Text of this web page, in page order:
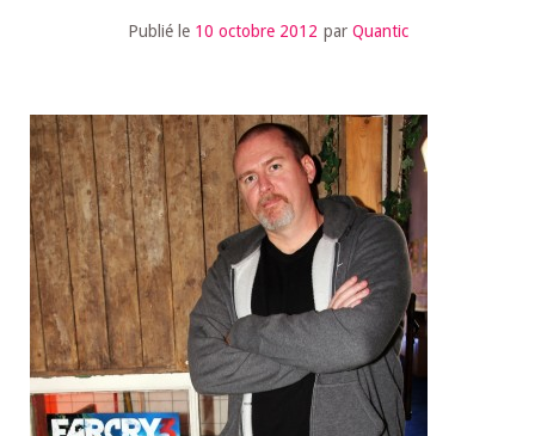
Publié le 10 octobre 2012 par Quantic